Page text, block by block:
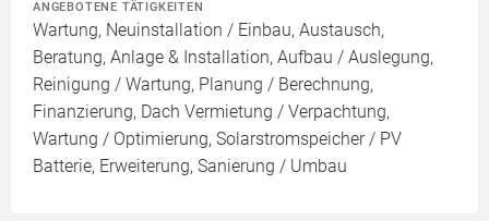
ANGEBOTENE TÄTIGKEITEN
Wartung, Neuinstallation / Einbau, Austausch,
Beratung, Anlage & Installation, Aufbau / Auslegung,
Reinigung / Wartung, Planung / Berechnung,
Finanzierung, Dach Vermietung / Verpachtung,
Wartung / Optimierung, Solarstromspeicher / PV
Batterie, Erweiterung, Sanierung / Umbau